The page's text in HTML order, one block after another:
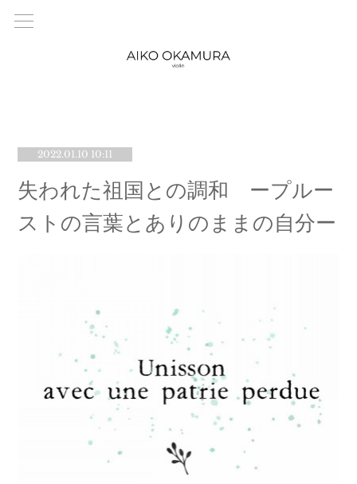
2022.01.10 10:11
失われた祖国との調和 ープルー
ストの言葉とありのままの自分ー